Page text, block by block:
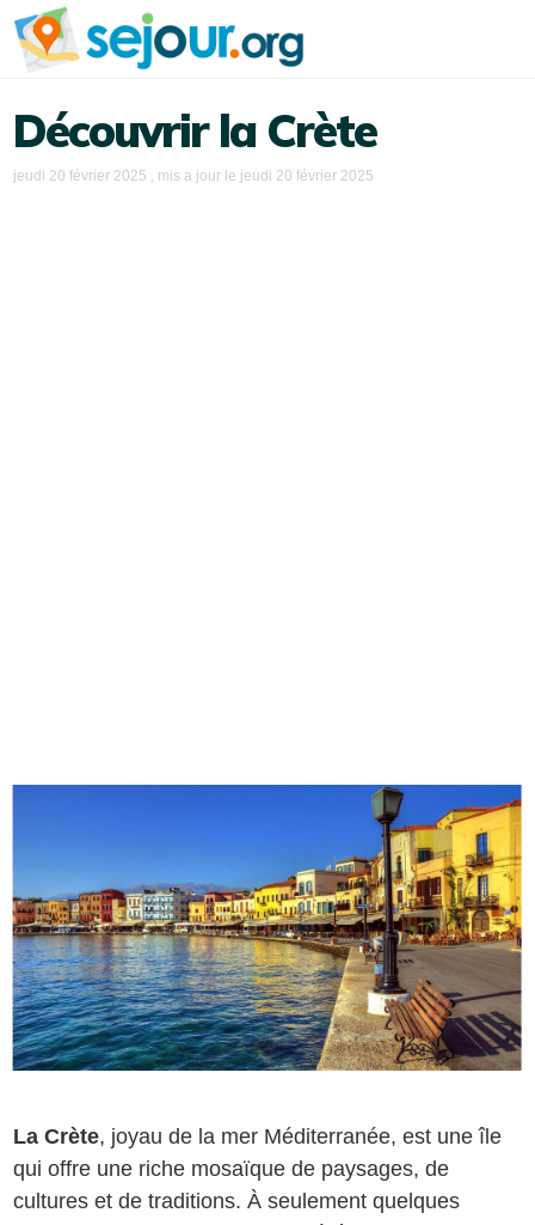
Découvrir la Crète
jeudi 20 février 2025 , mis a jour le jeudi 20 février 2025
La Crète, joyau de la mer Méditerranée, est une île
qui offre une riche mosaïque de paysages, de
cultures et de traditions. À seulement quelques